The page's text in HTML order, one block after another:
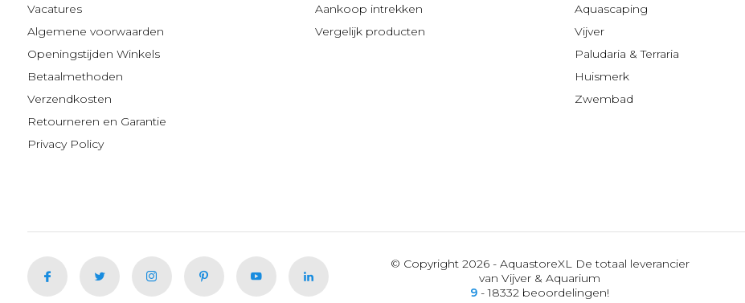
Vacatures
Algemene voorwaarden
Openingstijden Winkels
Betaalmethoden
Verzendkosten
Retourneren en Garantie
Privacy Policy
Aankoop intrekken
Vergelijk producten
Aquascaping
Vijver
Paludaria & Terraria
Huismerk
Zwembad
© Copyright 2026 - AquastoreXL De totaal leverancier
van Vijver & Aquarium
9 - 18332 beoordelingen!